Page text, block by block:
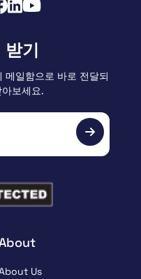
Us
받기
메일함으로 바로 전달되
보세요.